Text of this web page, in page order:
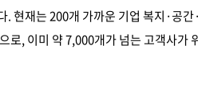
. 현재는 200개 가까운 기업 복지·공
로, 이미 약 7,000개가 넘는 고객사가